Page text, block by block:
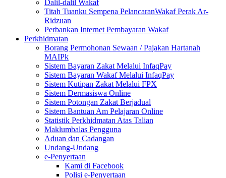
Dalil-dalil Wakaf
Titah Tuanku Sempena PelancaranWakaf Perak Ar-
Ridzuan
Perbankan Internet Pembayaran Wakaf
Perkhidmatan
Borang Permohonan Sewaan / Pajakan Hartanah
MAIPk
Sistem Bayaran Zakat Melalui InfaqPay
Sistem Bayaran Wakaf Melalui InfaqPay
Sistem Kutipan Zakat Melalui FPX
Sistem Dermasiswa Online
Sistem Potongan Zakat Berjadual
Sistem Bantuan Am Pelajaran Online
Statistik Perkhidmatan Atas Talian
Maklumbalas Pengguna
Aduan dan Cadangan
Undang-Undang
e-Penyertaan
Kami di Facebook
Polisi e-Penyertaan